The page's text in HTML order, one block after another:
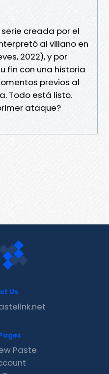
serie creada por el
al villano en
2022), y por
fin con una historia
previos al
Todo está listo.
ataque?
Us
Paste